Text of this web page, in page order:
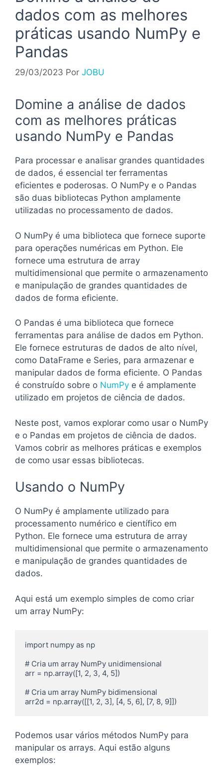
dados com as melhores
práticas usando NumPy e
Pandas
29/03/2023 Por JOBU
Domine a análise de dados
com as melhores práticas
usando NumPy e Pandas
Para processar e analisar grandes quantidades
de dados, é essencial ter ferramentas
eficientes e poderosas. O NumPy e o Pandas
são duas bibliotecas Python amplamente
utilizadas no processamento de dados.
O NumPy é uma biblioteca que fornece suporte
para operações numéricas em Python. Ele
fornece uma estrutura de array
multidimensional que permite o armazenamento
e manipulação de grandes quantidades de
dados de forma eficiente.
O Pandas é uma biblioteca que fornece
ferramentas para análise de dados em Python.
Ele fornece estruturas de dados de alto nível,
como DataFrame e Series, para armazenar e
manipular dados de forma eficiente. O Pandas
é construído sobre o NumPy e é amplamente
utilizado em projetos de ciência de dados.
Neste post, vamos explorar como usar o NumPy
e o Pandas em projetos de ciência de dados.
Vamos cobrir as melhores práticas e exemplos
de como usar essas bibliotecas.
Usando o NumPy
O NumPy é amplamente utilizado para
processamento numérico e científico em
Python. Ele fornece uma estrutura de array
multidimensional que permite o armazenamento
e manipulação de grandes quantidades de
dados.
Aqui está um exemplo simples de como criar
um array NumPy:
import numpy as np
# Cria um array NumPy unidimensional
arr = np.array([1, 2, 3, 4, 5])
# Cria um array NumPy bidimensional
Podemos usar vários métodos NumPy para
manipular os arrays. Aqui estão alguns
exemplos: